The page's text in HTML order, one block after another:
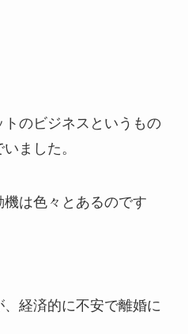
のビジネスというもの
ました。
は色々とあるのです
、経済的に不安で離婚に